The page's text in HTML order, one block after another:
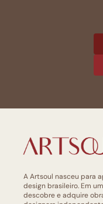
A Artsoul nasceu para
design brasileiro. Em
descobre e adquire